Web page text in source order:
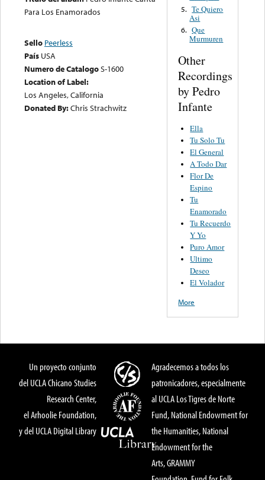
Para Los Enamorados
Sello Peerless
País USA
Numero de CatalogoS-1600
Location of Label:
Los Angeles, California
Donated By:Chris Strachwitz
5. Te Quiero
Asi
6. Que
Murmuren
Other
Recordings
by Pedro
Infante
Ella
Tu Solo Tu
El General
A Todo Dar
Flor De
Espino
Tu
Enamorado
Tu Recuerdo
Y Yo
Puro Amor
Ultimo
Deseo
El Volador
More
Un proyecto conjunto
del UCLA Chicano Studies
Research Center,
el Arhoolie Foundation,
y del UCLA Digital Library
Agradecemos a todos los
patronicadores, especialmente
al UCLA Los Tigres de Norte
Fund, National Endowment for
the Humanities, National
Endowment for the
Arts, GRAMMY